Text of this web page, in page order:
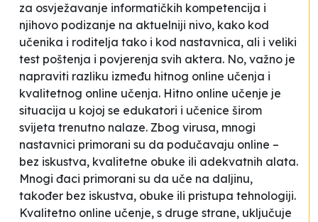
za osvježavanje informatičkih kompetencija i
njihovo podizanje na aktuelniji nivo, kako kod
učenika i roditelja tako i kod nastavnica, ali i veliki
test poštenja i povjerenja svih aktera. No, važno je
napraviti razliku između hitnog online učenja i
kvalitetnog online učenja. Hitno online učenje je
situacija u kojoj se edukatori i učenice širom
svijeta trenutno nalaze. Zbog virusa, mnogi
nastavnici primorani su da podučavaju online –
bez iskustva, kvalitetne obuke ili adekvatnih alata.
Mnogi đaci primorani su da uče na daljinu,
također bez iskustva, obuke ili pristupa tehnologiji.
Kvalitetno online učenje, s druge strane, uključuje